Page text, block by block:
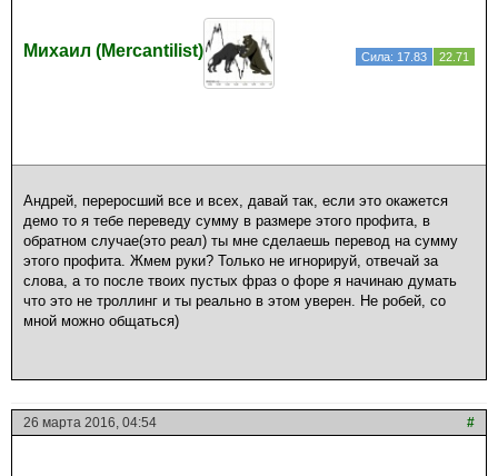
Михаил (Mercantilist) Сила: 17.83 22.71
Андрей, переросший все и всех, давай так, если это окажется
демо то я тебе переведу сумму в размере этого профита, в
обратном случае(это реал) ты мне сделаешь перевод на сумму
этого профита. Жмем руки? Только не игнорируй, отвечай за
слова, а то после твоих пустых фраз о форе я начинаю думать
что это не троллинг и ты реально в этом уверен. Не робей, со
мной можно общаться)
26 марта 2016, 04:54 #